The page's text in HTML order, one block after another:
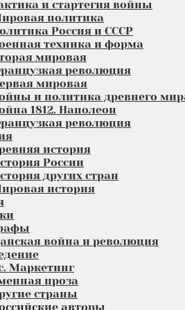
и стартегия войны
политика
Россия и СССР
техника и форма
мировая
революция
мировая
и политика древнего
1812. Наполеон
революция
история
России
других стран
история
война и революция
Маркетинг
проза
страны
авторы